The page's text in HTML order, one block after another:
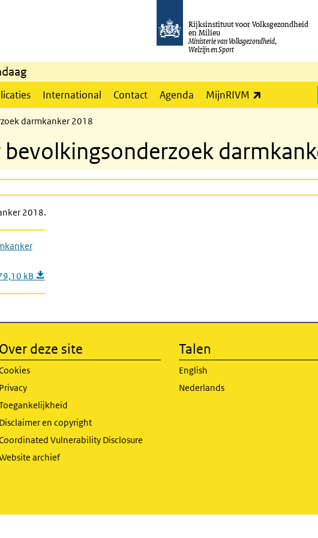
Rijksinstituut voor Volksgezondheid
en Milieu
Ministerie van Volksgezondheid,
Welzijn en Sport
International Contact Agenda MijnRIVM
darmkanker 2018
2018.
kB
Over deze site
Privacy
Disclaimer en copyright
Vulnerability Disclosure
archief
Talen
English
Nederlands